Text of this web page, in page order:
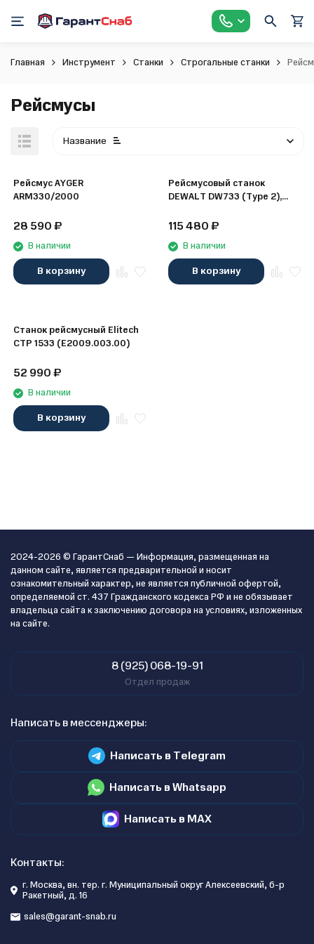
Главная Инструмент Станки Строгальные станки
Рейсмусы
Название
Рейсмус AYGER
ARM330/2000
28 590₽
В наличии
В корзину
Рейсмусовый станок
DEWALT DW733 (Type 2),
115 480₽
В наличии
В корзину
Станок рейсмусный Elitech
СТР 1533 (E2009.003.00)
52 990₽
В наличии
В корзину
2024-2026 © ГарантСнаб — Информация, размещенная на
данном сайте, является предварительной и носит
ознакомительный характер, не является публичной офертой,
определяемой ст. 437 Гражданского кодекса РФ и не обязывает
владельца сайта к заключению договора на условиях, изложенных
на сайте.
8 (925) 068-19-91
Отдел продаж
Написать в мессенджеры:
Написать в Telegram
Написать в Whatsapp
Написать в MAX
Контакты:
г. Москва, вн. тер. г. Муниципальный округ Алексеевский, б-р
Ракетный, д. 16
sales@garant-snab.ru